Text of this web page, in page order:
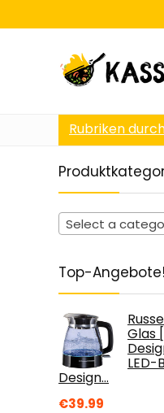
Rubriken
Select a
Top-
Glas
LED-
Design…
€39.99